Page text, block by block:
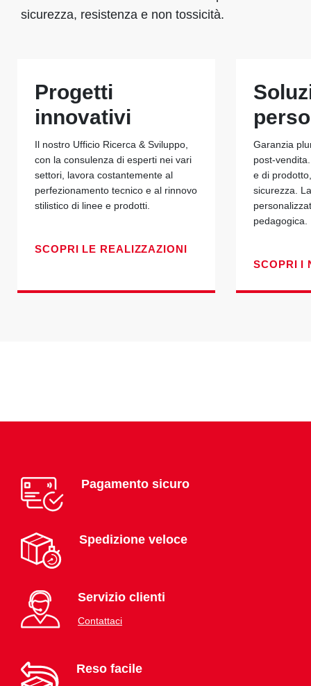
sicurezza, resistenza e non tossicità.
Progetti
innovativi
Il nostro Ufficio Ricerca & Sviluppo,
con la consulenza di esperti nei vari
settori, lavora costantemente al
perfezionamento tecnico e al rinnovo
stilistico di linee e prodotti.
SCOPRI LE REALIZZAZIONI
Garanzia
post-
e di
sicurezza.
pedagogica.
SCOPRI I
Pagamento sicuro
Spedizione veloce
Servizio clienti
Contattaci
Reso facile